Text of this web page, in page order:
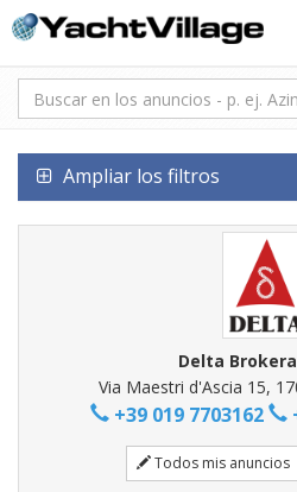
Ampliar los filtros
Delta
Via Maestri d'Ascia 15,
+39 019 7703162
Todos mis anuncios